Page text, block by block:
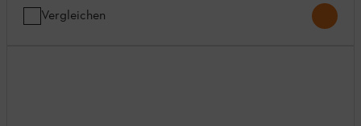
Vergleichen